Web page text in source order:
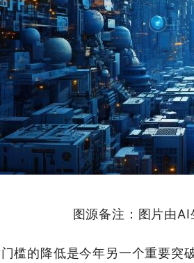
图源备注：图片由
槛的降低是今年另一个重要突